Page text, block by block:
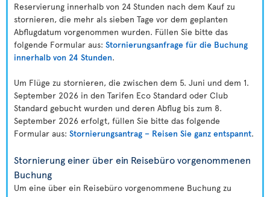
Reservierung innerhalb von 24 Stunden nach dem Kauf zu
stornieren, die mehr als sieben Tage vor dem geplanten
Abflugdatum vorgenommen wurden. Füllen Sie bitte das
folgende Formular aus: Stornierungsanfrage für die Buchung
innerhalb von 24 Stunden.
Um Flüge zu stornieren, die zwischen dem 5. Juni und dem 1.
September 2026 in den Tarifen Eco Standard oder Club
Standard gebucht wurden und deren Abflug bis zum 8.
September 2026 erfolgt, füllen Sie bitte das folgende
Formular aus: Stornierungsantrag – Reisen Sie ganz entspannt.
Stornierung einer über ein Reisebüro vorgenommenen
Buchung
Um eine über ein Reisebüro vorgenommene Buchung zu